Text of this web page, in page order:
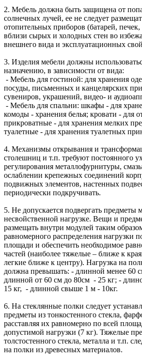
2. Мебель должна быть защищена от
солнечных лучей, ее не следует
отопительных приборов (батарей, печек,
вблизи сырых и холодных стен во
внешнего вида и эксплуатационных
3. Изделия мебели должны
назначению, в зависимости от вида:
- Мебель для гостиной: для хранения
посуды, письменных и канцелярских
сувениров, украшений, видео- и
- Мебель для спальни: шкафы - для
комоды - хранения белья; кровати - для
прикроватные - для хранения мелких
туалетные - для хранения туалетных
4. Механизмы открывания и
столешниц и т.п. требуют постоянного
регулирования металлофурнитуры,
ослаблении крепежных соединений
подвижных элементов, настенных
периодически подкручивать.
5. Не допускается подвергать предметы
несвойственной нагрузке. Вещи и
размещать внутри модулей таким
равномерного распределения нагрузки
площади и обеспечить необходимое
частей (наиболее тяжелые – ближе к
легкие ближе к центру). Нагрузка на
должна превышать: - длинной менее
длинной от 60 см до 80см - 25 кг; -
15 кг, - длинной свыше 1 м - 10кг.
6. На стеклянные полки следует
предметы из тонкостенного стекла,
расставляя их равномерно по всей
допустимой нагрузки (7 кг). Тяжелые
толстостенного стекла, металла и т.п.
на полки из древесных материалов.